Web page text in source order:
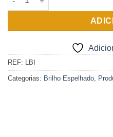
REF: LBI
Categorias: Brilho Espelhado